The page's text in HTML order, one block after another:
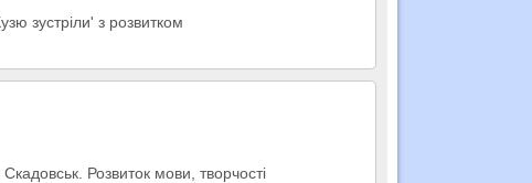
зустріли' з розвитком
Розвиток мови, творчості